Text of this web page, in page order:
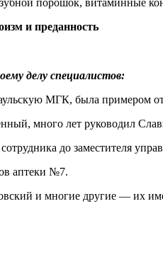
порошок, витаминные
и преданность
делу специалистов:
МГК, была примером
много лет руководил
до заместителя
аптеки №7.
и многие другие — их